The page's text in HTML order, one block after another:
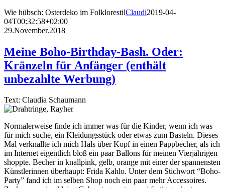
Wie hübsch: Osterdeko im FolklorestilClaudi2019-04-
04T00:32:58+02:00
29.November.2018
Meine Boho-Birthday-Bash. Oder:
Kränzeln für Anfänger (enthält
unbezahlte Werbung)
Text: Claudia Schaumann
Normalerweise finde ich immer was für die Kinder, wenn ich was
für mich suche, ein Kleidungsstück oder etwas zum Basteln. Dieses
Mal verknallte ich mich Hals über Kopf in einen Pappbecher, als ich
im Internet eigentlich bloß ein paar Ballons für meinen Vierjährigen
shoppte. Becher in knallpink, gelb, orange mit einer der spannensten
Künstlerinnen überhaupt: Frida Kahlo. Unter dem Stichwort “Boho-
Party” fand ich im selben Shop noch ein paar mehr Accessoires.